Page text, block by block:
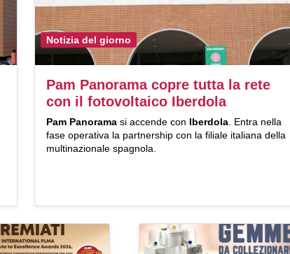
Notizia del giorno
Pam Panorama copre tutta la rete
con il fotovoltaico Iberdola
Pam Panoramasi accende con Iberdola. Entra nella
fase operativa la partnership con la filiale italiana della
multinazionale spagnola.